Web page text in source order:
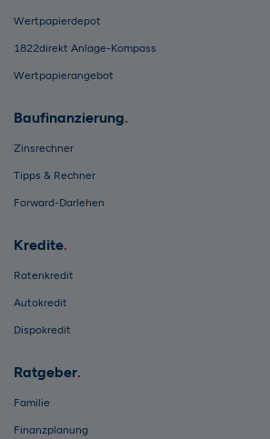
Wertpapierdepot
1822direkt Anlage-Kompass
Wertpapierangebot
Baufinanzierung
Zinsrechner
Tipps & Rechner
Forward-Darlehen
Kredite
Ratenkredit
Autokredit
Dispokredit
Ratgeber
Familie
Finanzplanung